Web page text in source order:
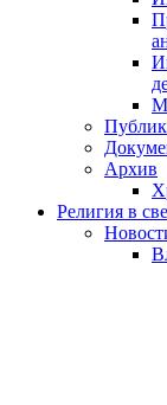
Архив
Религия в